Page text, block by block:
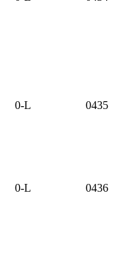
0‑L 0435
0‑L 0436